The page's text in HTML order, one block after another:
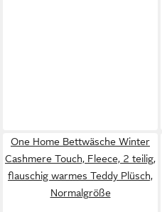
One Home Bettwäsche Winter
Cashmere Touch, Fleece, 2 teilig,
flauschig warmes Teddy Plüsch,
Normalgröße